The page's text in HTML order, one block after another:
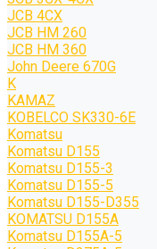
JCB 4CX
JCB HM 260
JCB HM 360
John Deere 670G
K
KAMAZ
KOBELCO SK330-6E
Komatsu
Komatsu D155
Komatsu D155-3
Komatsu D155-5
Komatsu D155-D355
KOMATSU D155A
Komatsu D155A-5